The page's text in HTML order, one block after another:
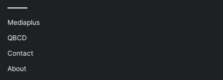
Mediaplus
QBCD
Contact
About